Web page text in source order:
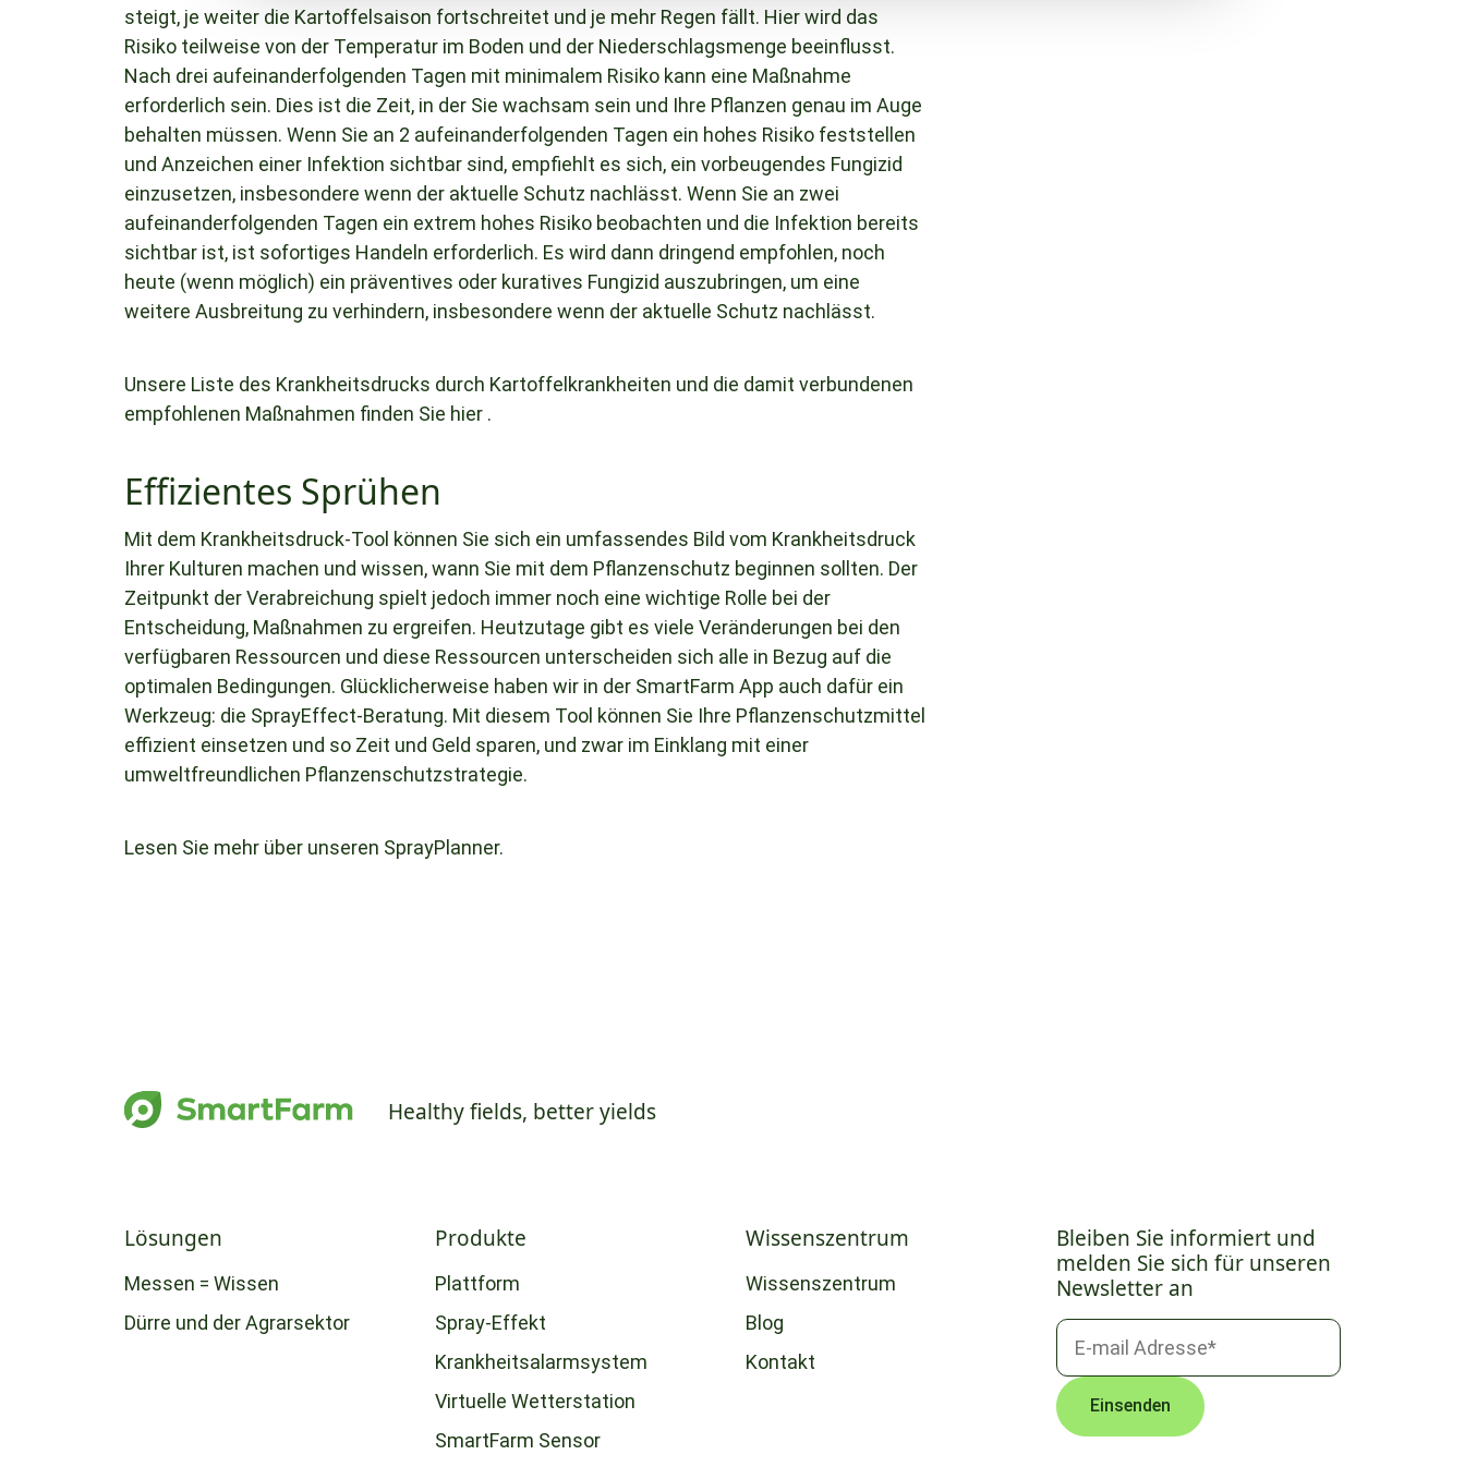
steigt, je weiter die Kartoffelsaison fortschreitet und je mehr Regen fällt. Hier wird das
Risiko teilweise von der Temperatur im Boden und der Niederschlagsmenge beeinflusst.
Nach drei aufeinanderfolgenden Tagen mit minimalem Risiko kann eine Maßnahme
erforderlich sein. Dies ist die Zeit, in der Sie wachsam sein und Ihre Pflanzen genau im Auge
behalten müssen. Wenn Sie an 2 aufeinanderfolgenden Tagen ein hohes Risiko feststellen
und Anzeichen einer Infektion sichtbar sind, empfiehlt es sich, ein vorbeugendes Fungizid
einzusetzen, insbesondere wenn der aktuelle Schutz nachlässt. Wenn Sie an zwei
aufeinanderfolgenden Tagen ein extrem hohes Risiko beobachten und die Infektion bereits
sichtbar ist, ist sofortiges Handeln erforderlich. Es wird dann dringend empfohlen, noch
heute (wenn möglich) ein präventives oder kuratives Fungizid auszubringen, um eine
weitere Ausbreitung zu verhindern, insbesondere wenn der aktuelle Schutz nachlässt.
Unsere Liste des Krankheitsdrucks durch Kartoffelkrankheiten und die damit verbundenen
empfohlenen Maßnahmen finden Sie hier .
Effizientes Sprühen
Mit dem Krankheitsdruck-Tool können Sie sich ein umfassendes Bild vom Krankheitsdruck
Ihrer Kulturen machen und wissen, wann Sie mit dem Pflanzenschutz beginnen sollten. Der
Zeitpunkt der Verabreichung spielt jedoch immer noch eine wichtige Rolle bei der
Entscheidung, Maßnahmen zu ergreifen. Heutzutage gibt es viele Veränderungen bei den
verfügbaren Ressourcen und diese Ressourcen unterscheiden sich alle in Bezug auf die
optimalen Bedingungen. Glücklicherweise haben wir in der SmartFarm App auch dafür ein
Werkzeug: die SprayEffect-Beratung. Mit diesem Tool können Sie Ihre Pflanzenschutzmittel
effizient einsetzen und so Zeit und Geld sparen, und zwar im Einklang mit einer
umweltfreundlichen Pflanzenschutzstrategie.
Lesen Sie mehr über unseren SprayPlanner.
Healthy fields, better yields
Lösungen
Messen = Wissen
Dürre und der Agrarsektor
Produkte
Plattform
Spray-Effekt
Krankheitsalarmsystem
Virtuelle Wetterstation
SmartFarm Sensor
Wissenszentrum
Wissenszentrum
Blog
Kontakt
Bleiben Sie informiert und
melden Sie sich für unseren
Newsletter an